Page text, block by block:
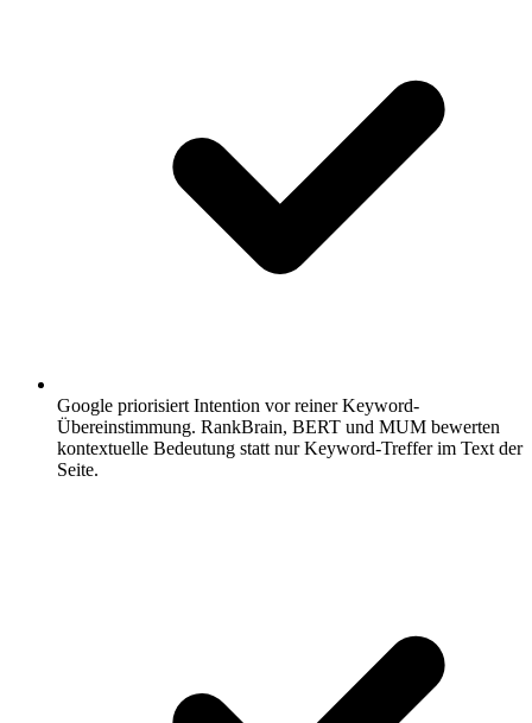
Google priorisiert Intention vor reiner Keyword-
Übereinstimmung. RankBrain, BERT und MUM bewerten
kontextuelle Bedeutung statt nur Keyword-Treffer im Text der
Seite.